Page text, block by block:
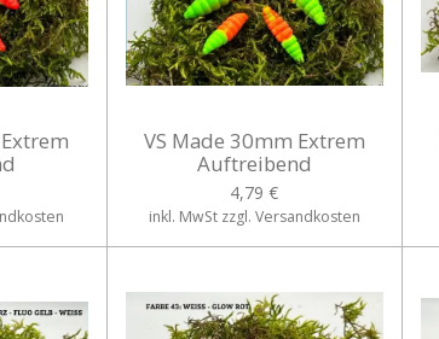
VS Made 30mm Extrem
Auftreibend
4,79 €
inkl. MwSt zzgl. Versandkosten